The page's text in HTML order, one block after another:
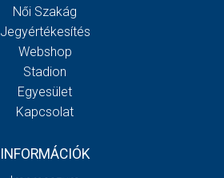
Női Szakág
Jegyértékesítés
Webshop
Stadion
Egyesület
Kapcsolat
INFORMÁCIÓK